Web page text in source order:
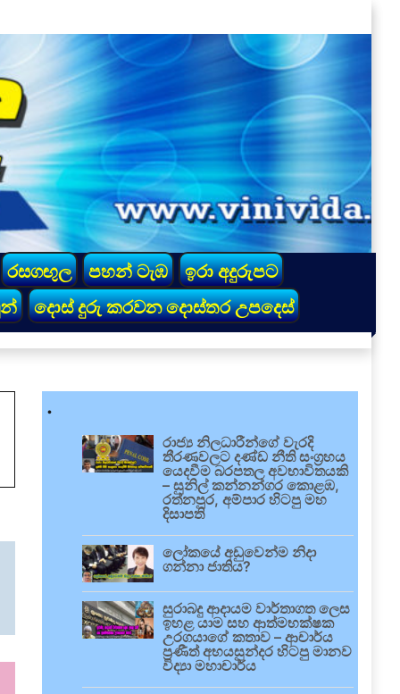
රසගඟුල පහන් ටැඹ
ඉරා අදුරුපට
දොස් දුරු කරවන දොස්තර උපදෙස්
.
රාජ්‍ය නිලධාරීන්ගේ වැරදි
තීරණවලට දණ්ඩ නීති සංග්‍රහය
යෙදවීම බරපතල අවභාවිතයකි
– සුනිල් කන්නන්ගර කොළඹ,
රත්නපුර, අම්පාර හිටපු මහ
දිසාපති
ලෝකයේ අඩුවෙන්ම නිදා
ගන්නා ජාතිය?
සුරාබදු ආදායම වාර්තාගත ලෙස
ඉහළ යාම සහ ආත්මභක්ෂක
උරගයාගේ කතාව – ආචාර්ය
ප්‍රණීත් අභයසුන්දර හිටපු මානව
විද්‍යා මහාචාර්ය